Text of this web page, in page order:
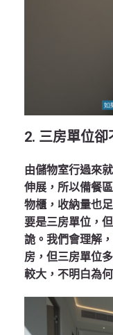
2. 三房單位卻
由儲物室行過來
伸展，所以備餐
物櫃，收納量也
要是三房單位，
詭。我們會理解
房，但三房單位
較大，不明白為